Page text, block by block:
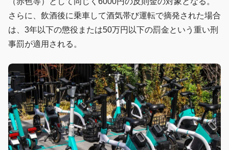
さらに、飲酒後に乗車して酒気帯び運転で摘発された場合
は、3年以下の懲役または50万円以下の罰金という重い刑
事罰が適用される。